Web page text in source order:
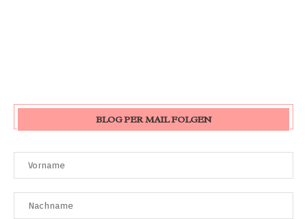
BLOG PER MAIL FOLGEN